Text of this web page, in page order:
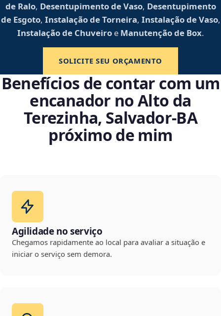
de Ralo, Desentupimento de Vaso, Desentupimento
de Esgoto, Instalação de Torneira, Instalação de Vaso,
Instalação de Chuveiroe Manutenção de Box.
SOLICITE SEU ORÇAMENTO
Benefícios de contar com um
encanador no Alto da
Terezinha, Salvador‑BA
próximo de mim
Agilidade no serviço
Chegamos rapidamente ao local para avaliar a situação e
iniciar o serviço sem demora.